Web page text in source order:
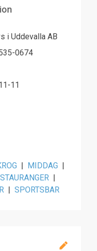
i Uddevalla AB
0674
11
| MIDDAG |
|
| SPORTSBAR